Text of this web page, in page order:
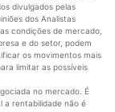
divulgados pelas
dos Analistas
condições de mercado,
e do setor, podem
os movimentos mais
limitar as possíveis
no mercado. É
a rentabilidade não é